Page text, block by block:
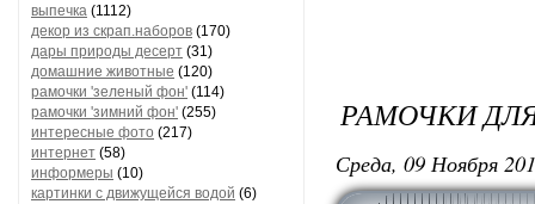
выпечка (1112)
декор из скрап.наборов (170)
дары природы десерт (31)
домашние животные (120)
рамочки 'зеленый фон' (114)
рамочки 'зимний фон' (255)
интересные фото (217)
интернет (58)
информеры (10)
картинки с движущейся водой (6)
РАМОЧКИ
Среда, 09 Ноября